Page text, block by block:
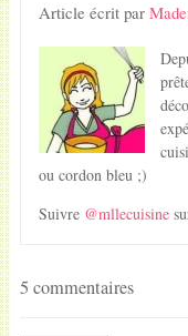
Article écrit par
ou cordon bleu ;)
Suivre @mllecuisine
5 commentaires